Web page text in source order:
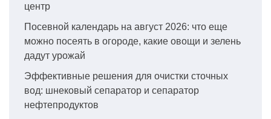
центр
Посевной календарь на август 2026: что еще
можно посеять в огороде, какие овощи и зелень
дадут урожай
Эффективные решения для очистки сточных
вод: шнековый сепаратор и сепаратор
нефтепродуктов